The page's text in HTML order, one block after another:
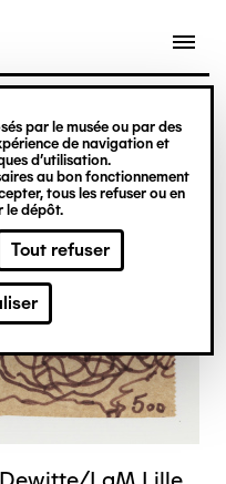
par le musée ou par des
de navigation et
d’utilisation.
au bon fonctionnement
tous les refuser ou en
le dépôt.
Tout refuser